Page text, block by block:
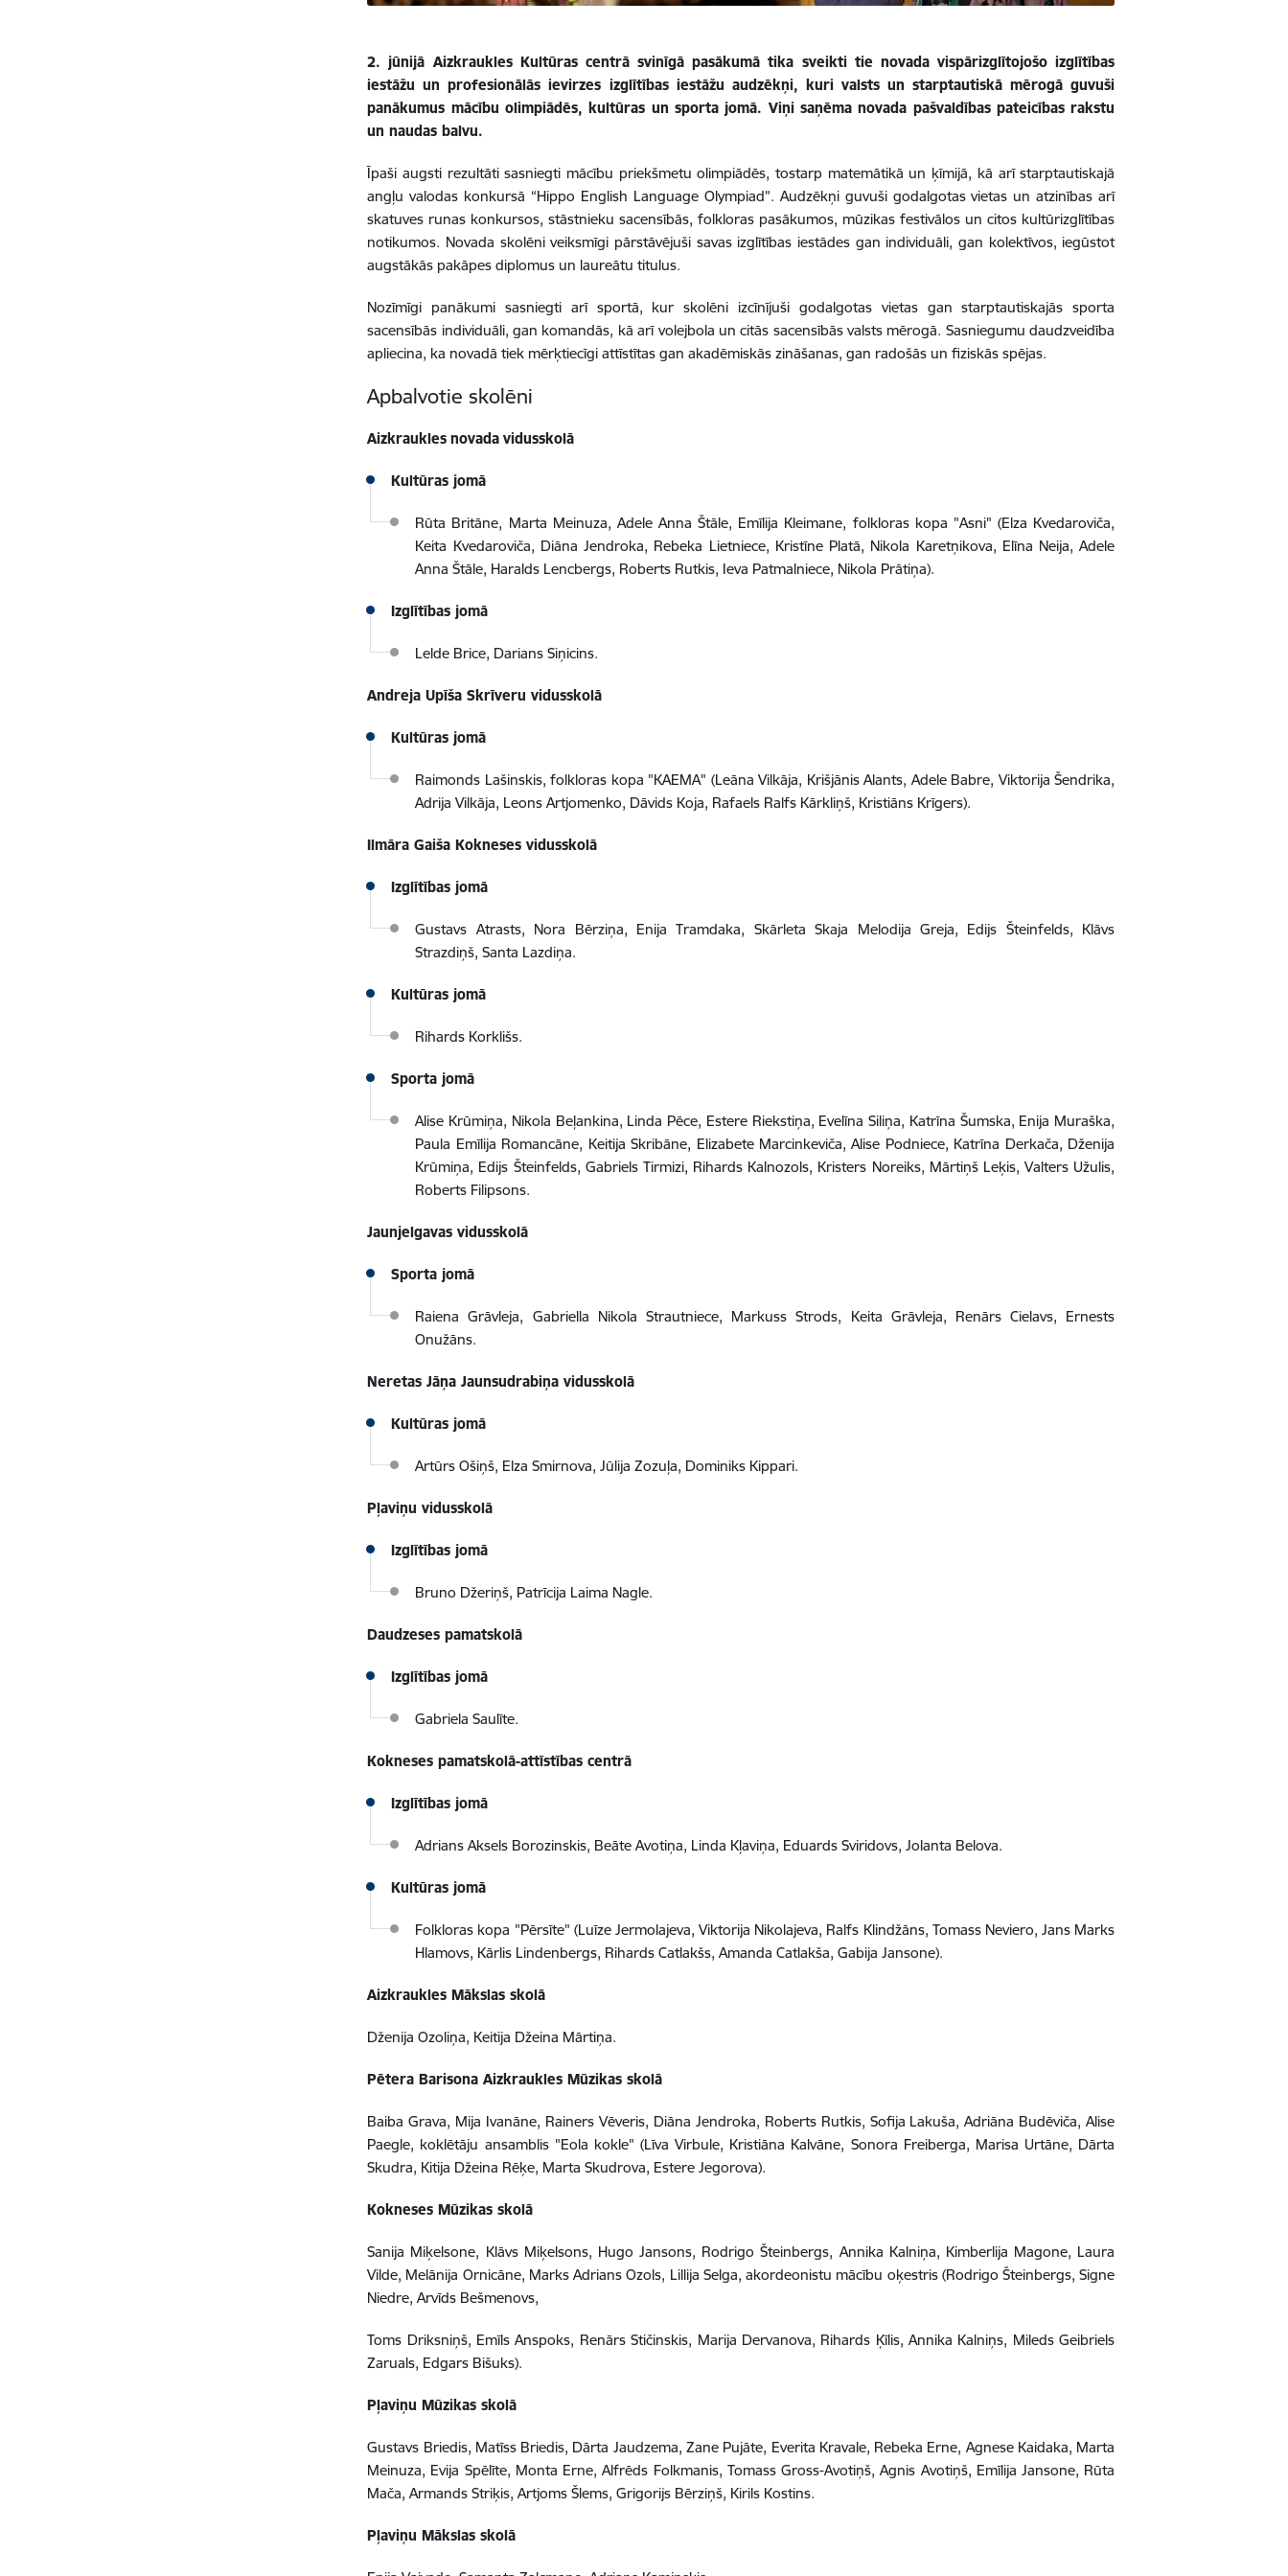
2. jūnijā Aizkraukles Kultūras centrā svinīgā pasākumā tika sveikti tie novada vispārizglītojošo izglītības
iestāžu un profesionālās ievirzes izglītības iestāžu audzēkņi, kuri valsts un starptautiskā mērogā guvuši
panākumus mācību olimpiādēs, kultūras un sporta jomā. Viņi saņēma novada pašvaldības pateicības rakstu
un naudas balvu.
Īpaši augsti rezultāti sasniegti mācību priekšmetu olimpiādēs, tostarp matemātikā un ķīmijā, kā arī starptautiskajā
angļu valodas konkursā “Hippo English Language Olympiad”. Audzēkņi guvuši godalgotas vietas un atzinības arī
skatuves runas konkursos, stāstnieku sacensībās, folkloras pasākumos, mūzikas festivālos un citos kultūrizglītības
notikumos. Novada skolēni veiksmīgi pārstāvējuši savas izglītības iestādes gan individuāli, gan kolektīvos, iegūstot
augstākās pakāpes diplomus un laureātu titulus.
Nozīmīgi panākumi sasniegti arī sportā, kur skolēni izcīnījuši godalgotas vietas gan starptautiskajās sporta
sacensībās individuāli, gan komandās, kā arī volejbola un citās sacensībās valsts mērogā. Sasniegumu daudzveidība
apliecina, ka novadā tiek mērķtiecīgi attīstītas gan akadēmiskās zināšanas, gan radošās un fiziskās spējas.
Apbalvotie skolēni
Aizkraukles novada vidusskolā
Kultūras jomā
Rūta Britāne, Marta Meinuza, Adele Anna Štāle, Emīlija Kleimane, folkloras kopa "Asni" (Elza Kvedaroviča,
Keita Kvedaroviča, Diāna Jendroka, Rebeka Lietniece, Kristīne Platā, Nikola Karetņikova, Elīna Neija, Adele
Anna Štāle, Haralds Lencbergs, Roberts Rutkis, Ieva Patmalniece, Nikola Prātiņa).
Izglītības jomā
Lelde Brice, Darians Siņicins.
Andreja Upīša Skrīveru vidusskolā
Kultūras jomā
Raimonds Lašinskis, folkloras kopa "KAEMA" (Leāna Vilkāja, Krišjānis Alants, Adele Babre, Viktorija Šendrika,
Adrija Vilkāja, Leons Artjomenko, Dāvids Koja, Rafaels Ralfs Kārkliņš, Kristiāns Krīgers).
Ilmāra Gaiša Kokneses vidusskolā
Izglītības jomā
Gustavs Atrasts, Nora Bērziņa, Enija Tramdaka, Skārleta Skaja Melodija Greja, Edijs Šteinfelds, Klāvs
Strazdiņš, Santa Lazdiņa.
Kultūras jomā
Rihards Korklišs.
Sporta jomā
Alise Krūmiņa, Nikola Beļankina, Linda Pēce, Estere Riekstiņa, Evelīna Siliņa, Katrīna Šumska, Enija Muraška,
Paula Emīlija Romancāne, Keitija Skribāne, Elizabete Marcinkeviča, Alise Podniece, Katrīna Derkača, Dženija
Krūmiņa, Edijs Šteinfelds, Gabriels Tirmizi, Rihards Kalnozols, Kristers Noreiks, Mārtiņš Leķis, Valters Užulis,
Roberts Filipsons.
Jaunjelgavas vidusskolā
Sporta jomā
Raiena Grāvleja, Gabriella Nikola Strautniece, Markuss Strods, Keita Grāvleja, Renārs Cielavs, Ernests
Onužāns.
Neretas Jāņa Jaunsudrabiņa vidusskolā
Kultūras jomā
Artūrs Ošiņš, Elza Smirnova, Jūlija Zozuļa, Dominiks Kippari.
Pļaviņu vidusskolā
Izglītības jomā
Bruno Džeriņš, Patrīcija Laima Nagle.
Daudzeses pamatskolā
Izglītības jomā
Gabriela Saulīte.
Kokneses pamatskolā-attīstības centrā
Izglītības jomā
Adrians Aksels Borozinskis, Beāte Avotiņa, Linda Kļaviņa, Eduards Sviridovs, Jolanta Belova.
Kultūras jomā
Folkloras kopa "Pērsīte" (Luīze Jermolajeva, Viktorija Nikolajeva, Ralfs Klindžāns, Tomass Neviero, Jans Marks
Hlamovs, Kārlis Lindenbergs, Rihards Catlakšs, Amanda Catlakša, Gabija Jansone).
Aizkraukles Mākslas skolā
Dženija Ozoliņa, Keitija Džeina Mārtiņa.
Pētera Barisona Aizkraukles Mūzikas skolā
Baiba Grava, Mija Ivanāne, Rainers Vēveris, Diāna Jendroka, Roberts Rutkis, Sofija Lakuša, Adriāna Budēviča, Alise
Paegle, koklētāju ansamblis "Eola kokle" (Līva Virbule, Kristiāna Kalvāne, Sonora Freiberga, Marisa Urtāne, Dārta
Skudra, Kitija Džeina Rēķe, Marta Skudrova, Estere Jegorova).
Kokneses Mūzikas skolā
Sanija Miķelsone, Klāvs Miķelsons, Hugo Jansons, Rodrigo Šteinbergs, Annika Kalniņa, Kimberlija Magone, Laura
Vilde, Melānija Ornicāne, Marks Adrians Ozols, Lillija Selga, akordeonistu mācību oķestris (Rodrigo Šteinbergs, Signe
Niedre, Arvīds Bešmenovs,
Toms Driksniņš, Emīls Anspoks, Renārs Stičinskis, Marija Dervanova, Rihards Ķīlis, Annika Kalniņs, Mileds Geibriels
Zaruals, Edgars Bišuks).
Pļaviņu Mūzikas skolā
Gustavs Briedis, Matīss Briedis, Dārta Jaudzema, Zane Pujāte, Everita Kravale, Rebeka Erne, Agnese Kaidaka, Marta
Meinuza, Evija Spēlīte, Monta Erne, Alfrēds Folkmanis, Tomass Gross-Avotiņš, Agnis Avotiņš, Emīlija Jansone, Rūta
Mača, Armands Striķis, Artjoms Šlems, Grigorijs Bērziņš, Kirils Kostins.
Pļaviņu Mākslas skolā